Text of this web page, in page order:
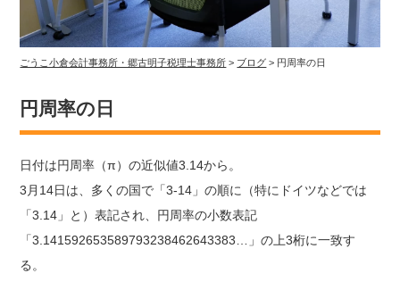
ごうこ小倉会計事務所・郷古明子税理士事務所 > ブログ > 円周率の日
円周率の日
日付は円周率（π）の近似値3.14から。
3月14日は、多くの国で「3-14」の順に（特にドイツなどでは
「3.14」と）表記され、円周率の小数表記
「3.141592653589793238462643383…」の上3桁に一致す
る。